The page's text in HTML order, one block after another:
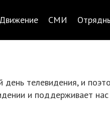
Движение СМИ
телевидения, и
и поддерживает